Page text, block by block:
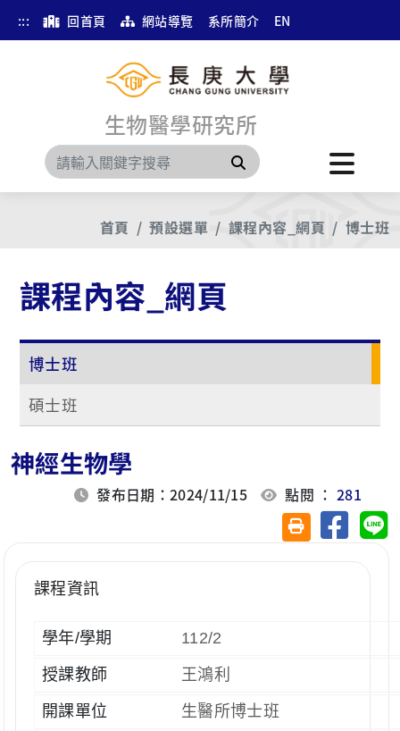
::: 回首頁 網站導覽 系所簡介 EN
生物醫學研究所
搜尋
首頁 預設選單 課程內容_網頁 博士班
課程內容_網頁
博士班
碩士班
神經生物學
發布日期：2024/11/15 點閱 ：281
友善列印(另開視
分享至
課程資訊
學年/學期 112/2
授課教師 王鴻利
開課單位 生醫所博士班